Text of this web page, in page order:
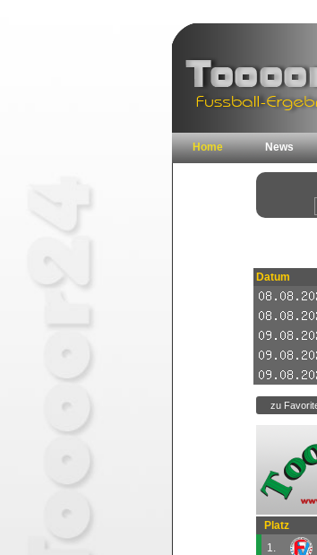
Home News
Datum
Platz
1.